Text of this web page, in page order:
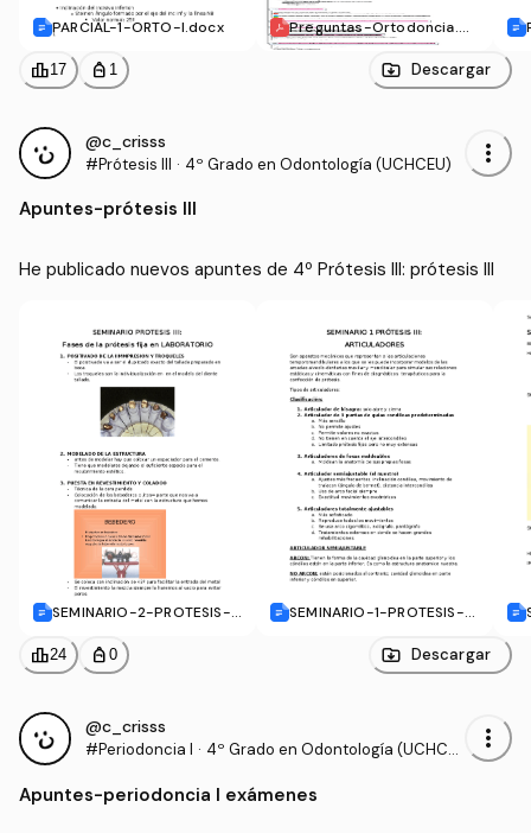
PARCIAL-1-ORTO-I.docx
Preguntas-Ortodoncia.pd
f
leaderboard17 personal_bag 1 Descargar
@c_crisss
#Prótesis III · 4º Grado en Odontología (UCHCEU) more_vert
Apuntes-prótesis III
He publicado nuevos apuntes de 4º Prótesis III: prótesis III
SEMINARIO-2-PROTESIS-II
SEMINARIO-1-PROTESIS-II
leaderboard24 personal_bag 0 Descargar
@c_crisss
#Periodoncia I · 4º Grado en Odontología (UCHCE
more_vert
Apuntes-periodoncia I exámenes